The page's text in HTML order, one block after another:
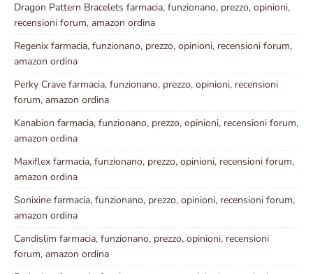
Dragon Pattern Bracelets farmacia, funzionano, prezzo, opinioni,
recensioni forum, amazon ordina
Regenix farmacia, funzionano, prezzo, opinioni, recensioni forum,
amazon ordina
Perky Crave farmacia, funzionano, prezzo, opinioni, recensioni
forum, amazon ordina
Kanabion farmacia, funzionano, prezzo, opinioni, recensioni forum,
amazon ordina
Maxiflex farmacia, funzionano, prezzo, opinioni, recensioni forum,
amazon ordina
Sonixine farmacia, funzionano, prezzo, opinioni, recensioni forum,
amazon ordina
Candislim farmacia, funzionano, prezzo, opinioni, recensioni
forum, amazon ordina